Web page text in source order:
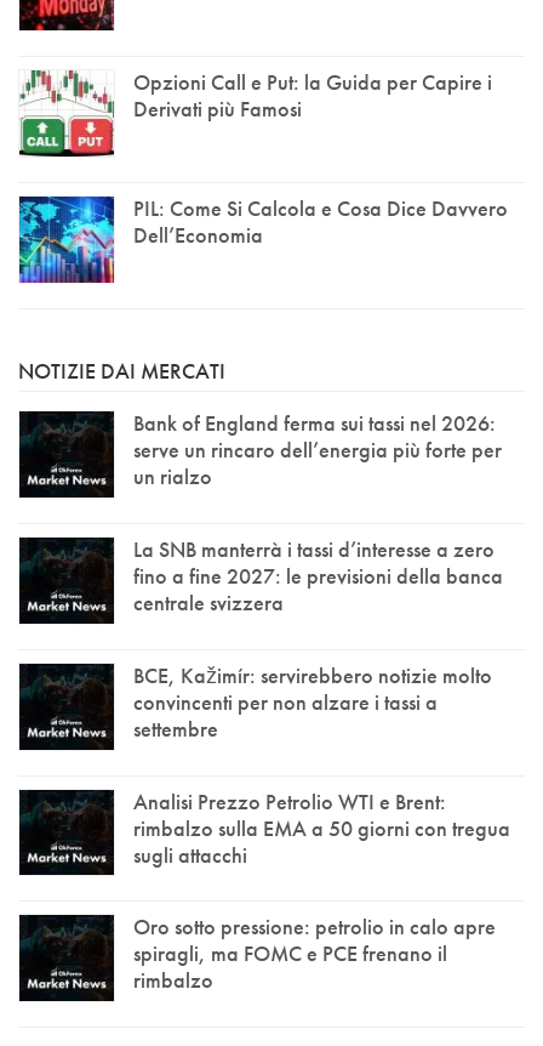
Opzioni Call e Put: la Guida per Capire i
Derivati più Famosi
PIL: Come Si Calcola e Cosa Dice Davvero
Dell’Economia
NOTIZIE DAI MERCATI
Bank of England ferma sui tassi nel 2026:
serve un rincaro dell’energia più forte per
un rialzo
La SNB manterrà i tassi d’interesse a zero
fino a fine 2027: le previsioni della banca
centrale svizzera
BCE, Kažimír: servirebbero notizie molto
convincenti per non alzare i tassi a
settembre
Analisi Prezzo Petrolio WTI e Brent:
rimbalzo sulla EMA a 50 giorni con tregua
sugli attacchi
Oro sotto pressione: petrolio in calo apre
spiragli, ma FOMC e PCE frenano il
rimbalzo